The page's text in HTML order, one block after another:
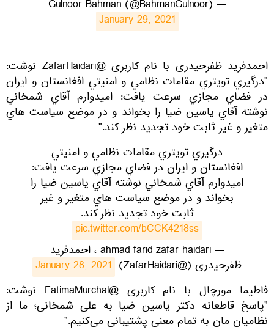
— Gulnoor Bahman (@BahmanGulnoor)
January 29, 2021
احمدفرید ظفرحیدری با نام کاربری @ZafarHaidari نوشت:
"درگيري تويتري مقامات نظامي و امنيتي افغانستان و ايران
در فضاي مجازي سرعت یافت: اميدوارم آقاي شمخاني
نوشته آقاي ياسين ضيا را بخواند و در موضع سياست هاي
متغير و غير ثابت خود تجديد نظر كند."
درگيري تويتري مقامات نظامي و امنيتي
افغانستان و ايران در فضاي مجازي سرعت یافت:
اميدوارم آقاي شمخاني نوشته آقاي ياسين ضيا را
بخواند و در موضع سياست هاي متغير و غير
ثابت خود تجديد نظر كند.
pic.twitter.com/bCCK4218ss
— ahmad farid zafar haidari ، احمدفرید
ظفرحیدری (@ZafarHaidari)
January 28, 2021
​فاطیما مورچال با نام کاربری @FatimaMurchal نوشت:
"پاسخ قاطعانه دکتر یاسین ضیا به علی شمخانی؛ ما از
نظامیان مان به تمام معنی پشتیبانی می‌کنیم."